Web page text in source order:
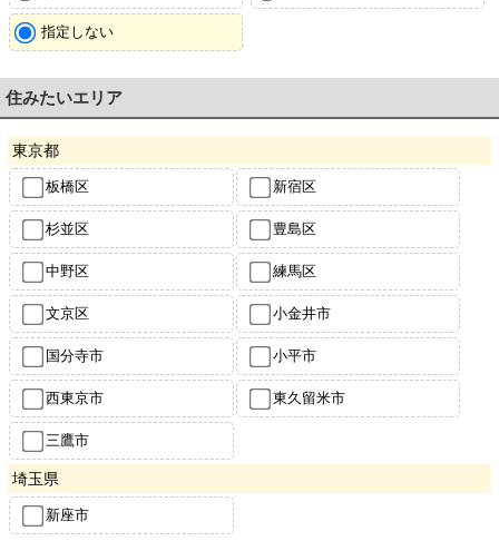
指定しない
住みたいエリア
東京都
板橋区 新宿区
杉並区 豊島区
中野区 練馬区
文京区 小金井市
国分寺市 小平市
西東京市 東久留米市
三鷹市
埼玉県
新座市